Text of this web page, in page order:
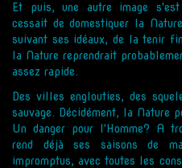
Et puis, une autre image
cessait de domestiquer la
suivant ses idéaux, de la tenir
la Nature reprendrait
assez rapide.
Des villes englouties, des
sauvage. Décidément, la Nature
Un danger pour l'Homme? A
rend déjà ses saisons de
impromptus, avec toutes les